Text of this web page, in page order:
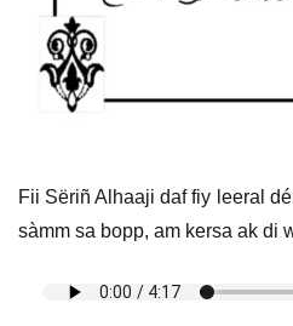
Fii Sëriñ Alhaaji daf fiy leeral
sàmm sa bopp, am kersa ak di